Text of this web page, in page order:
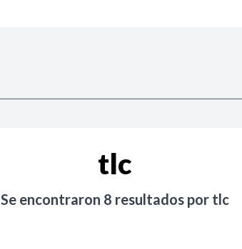
tlc
Se encontraron 8 resultados por tlc